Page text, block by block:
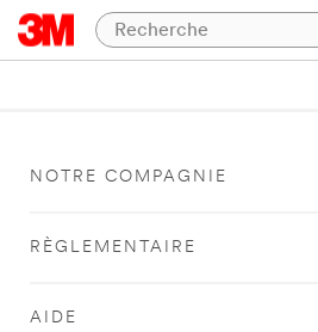
NOTRE COMPAGNIE
RÈGLEMENTAIRE
AIDE